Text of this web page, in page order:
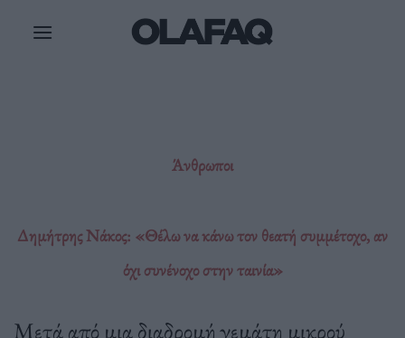
Άνθρωποι
Δημήτρης Νάκος: «Θέλω να κάνω τον θεατή συμμέτοχο, αν
όχι συνένοχο στην ταινία»
Μετά από μια διαδρομή γεμάτη μικρού